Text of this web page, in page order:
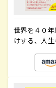
世界を４０
けする、人